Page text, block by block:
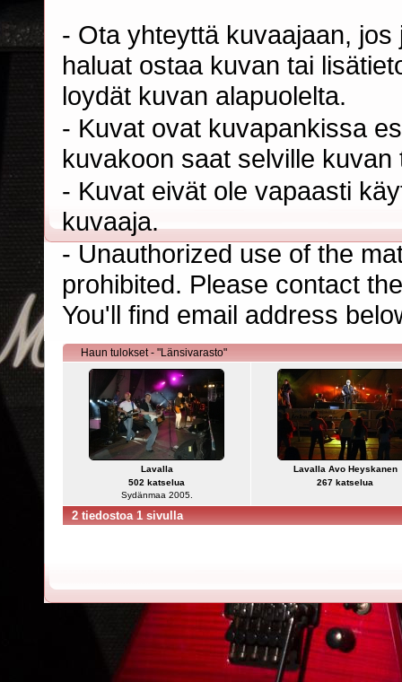
- Ota yhteyttä kuvaajaan,
haluat ostaa kuvan tai
loydät kuvan alapuolelta.
- Kuvat ovat kuvapankissa
kuvakoon saat selville
- Kuvat eivät ole vapaasti
kuvaaja.
- Unauthorized use of the
prohibited. Please contact
You'll find email address
Haun tulokset - "Länsivarasto"
Lavalla
502 katselua
Sydänmaa 2005.
Lavalla Avo Heyskanen
267 katselua
2 tiedostoa 1 sivulla